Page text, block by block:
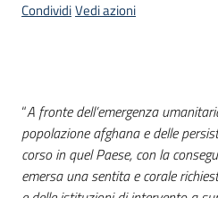
Seguici
CondividiVedi azioni
Introduzione
“A fronte dell’emergenza
popolazione afghana e delle
corso in quel Paese, con la
emersa una sentita e corale